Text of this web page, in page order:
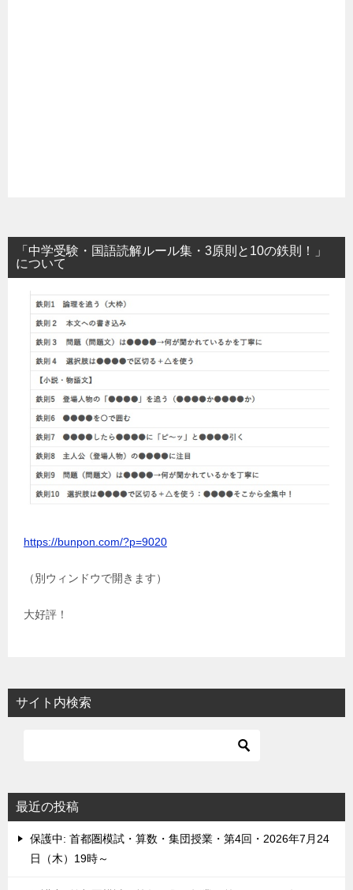
「中学受験・国語読解ルール集・3原則と10の鉄則！」
について
https://bunpon.com/?p=9020
（別ウィンドウで開きます）
大好評！
サイト内検索
最近の投稿
保護中: 首都圏模試・算数・集団授業・第4回・2026年7月24
日（木）19時～